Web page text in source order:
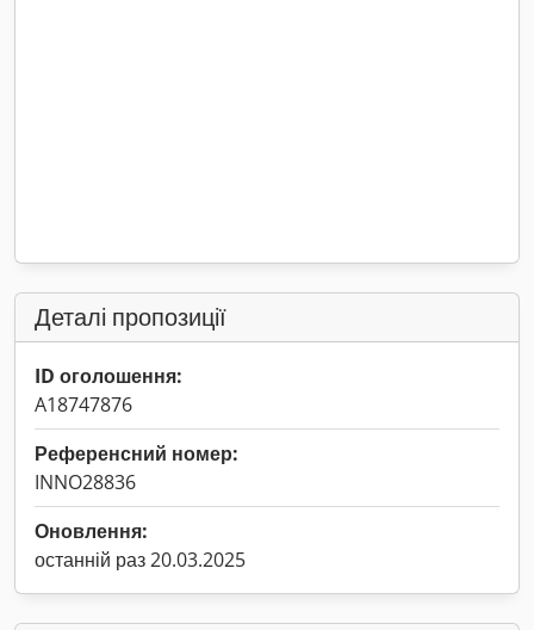
Деталі пропозиції
ID оголошення:
A18747876
Референсний номер:
INNO28836
Оновлення:
останній раз 20.03.2025